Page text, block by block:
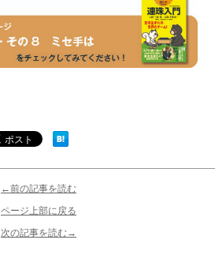
←前の記事を読む
ページ上部に戻る
次の記事を読む→